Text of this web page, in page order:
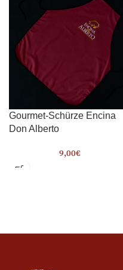
Gourmet-Schürze Encina
Don Alberto
9,00€